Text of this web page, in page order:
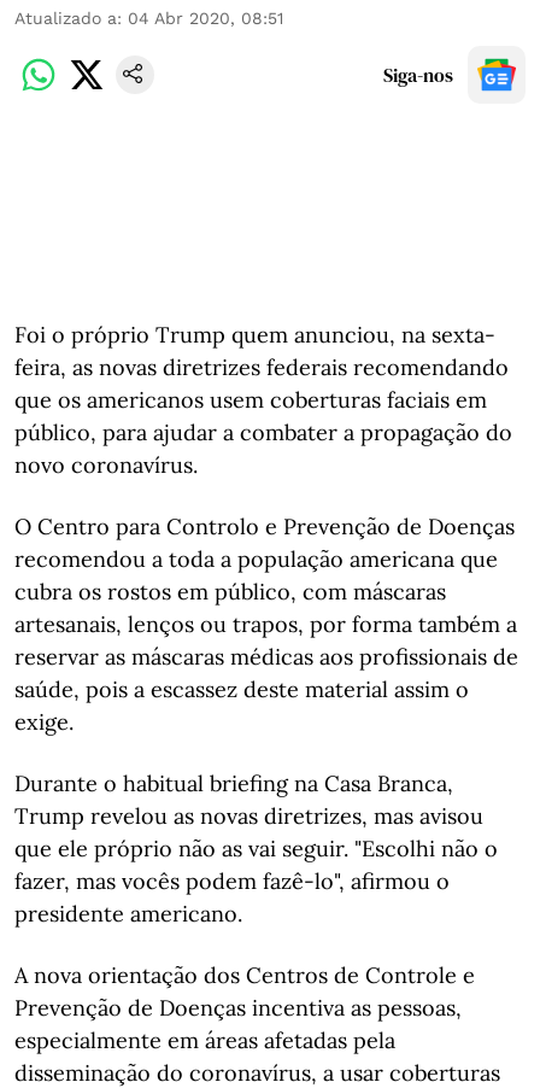
Atualizado a: 04 Abr 2020, 08:51
Siga-nos
Foi o próprio Trump quem anunciou, na sexta-
feira, as novas diretrizes federais recomendando
que os americanos usem coberturas faciais em
público, para ajudar a combater a propagação do
novo coronavírus.
O Centro para Controlo e Prevenção de Doenças
recomendou a toda a população americana que
cubra os rostos em público, com máscaras
artesanais, lenços ou trapos, por forma também a
reservar as máscaras médicas aos profissionais de
saúde, pois a escassez deste material assim o
exige.
Durante o habitual briefing na Casa Branca,
Trump revelou as novas diretrizes, mas avisou
que ele próprio não as vai seguir. "Escolhi não o
fazer, mas vocês podem fazê-lo", afirmou o
presidente americano.
A nova orientação dos Centros de Controle e
Prevenção de Doenças incentiva as pessoas,
especialmente em áreas afetadas pela
disseminação do coronavírus, a usar coberturas